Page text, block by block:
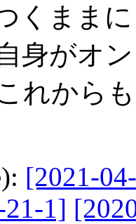
くままに
身がオ
れから
[2021-
1]